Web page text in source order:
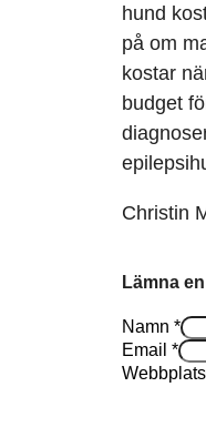
hund
på om
kostar
budget
Christin
Lämna
Namn *
Email *
Webbplats